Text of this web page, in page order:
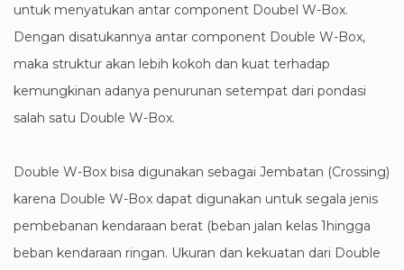
untuk menyatukan antar component Doubel W-Box.
Dengan disatukannya antar component Double W-Box,
maka struktur akan lebih kokoh dan kuat terhadap
kemungkinan adanya penurunan setempat dari pondasi
salah satu Double W-Box.
Double W-Box bisa digunakan sebagai Jembatan (Crossing)
karena Double W-Box dapat digunakan untuk segala jenis
pembebanan kendaraan berat (beban jalan kelas 1hingga
beban kendaraan ringan. Ukuran dan kekuatan dari Double